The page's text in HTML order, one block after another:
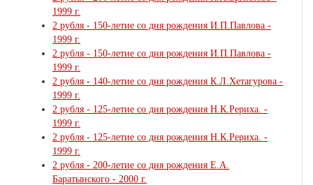
1999 г.
2 рубля - 150-летие со дня рождения И.П.Павлова -
1999 г.
2 рубля - 150-летие со дня рождения И.П.Павлова -
1999 г.
2 рубля - 140-летие со дня рождения К.Л.Хетагурова -
1999 г.
2 рубля - 125-летие со дня рождения Н.К.Рериха. -
1999 г.
2 рубля - 125-летие со дня рождения Н.К.Рериха. -
1999 г.
2 рубля - 200-летие со дня рождения Е.А.
Баратынского - 2000 г.